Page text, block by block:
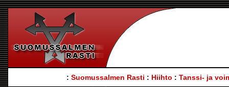
: Suomussalmen Rasti : Hiihto : Tanssi- ja